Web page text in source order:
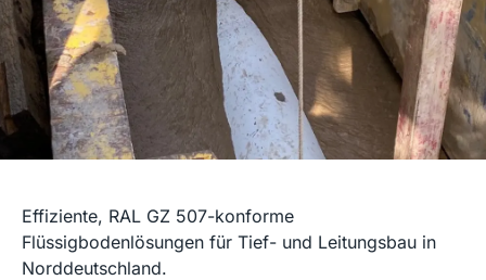
Effiziente, RAL GZ 507-konforme
Flüssigbodenlösungen für Tief- und Leitungsbau in
Norddeutschland.